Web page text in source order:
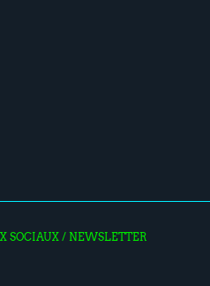
SOCIAUX / NEWSLETTER